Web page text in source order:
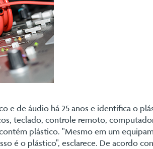
e de áudio há 25 anos e identifica o
teclado, controle remoto,
plástico. "Mesmo em um
é o plástico", esclarece. De acordo